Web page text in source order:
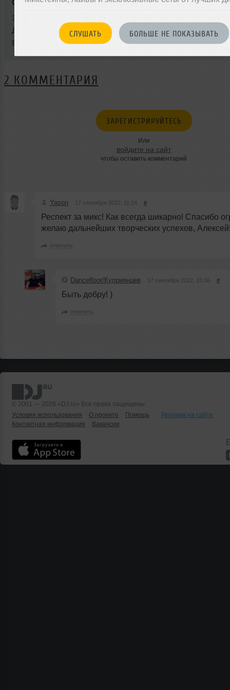
СЛУШАТЬ БОЛЬШЕ НЕ ПОКАЗЫВАТЬ
Стиль: Club/Dance
Записан: 16 сентября 2022
Добавлен: 16 сентября 2022, 23:18
BPM: 123 — 127
2 КОММЕНТАРИЯ
ЗАРЕГИСТРИРУЙТЕСЬ
Или
войдите на сайт
чтобы оставить комментарий
Yason 17 сентября 2022, 11:24 #
Респект за микс! Как всегда шикарно! Спасибо
желаю дальнейших творческих успехов,
ответить
Dancefloor/Куприянцев 17 сентября 2022, 15:36 #
Быть добру! )
ответить
© 2001 — 2026 «DJ.ru» Все права защищены.
Условия использования
О проекте Помощь
Реклама на сайте
Контактная информация
Вакансии